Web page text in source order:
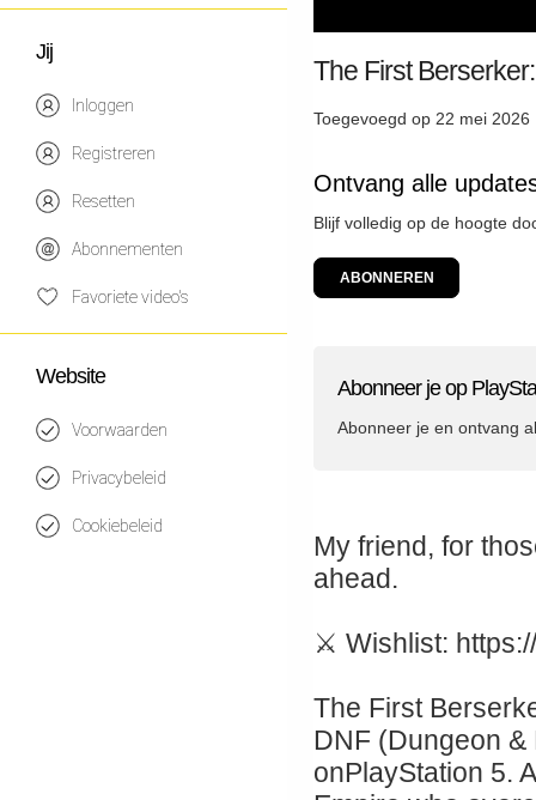
Jij
Inloggen
Registreren
Resetten
Abonnementen
Favoriete video's
Website
Voorwaarden
Privacybeleid
Cookiebeleid
The First
Toegevoegd op 22 mei
Ontvang alle
Blijf volledig op de hoogte
ABONNEREN
Abonneer je op
Abonneer je en ontvang
My friend, for
ahead.
⚔ Wishlist:
The First
DNF (Dungeon
onPlayStation 5.